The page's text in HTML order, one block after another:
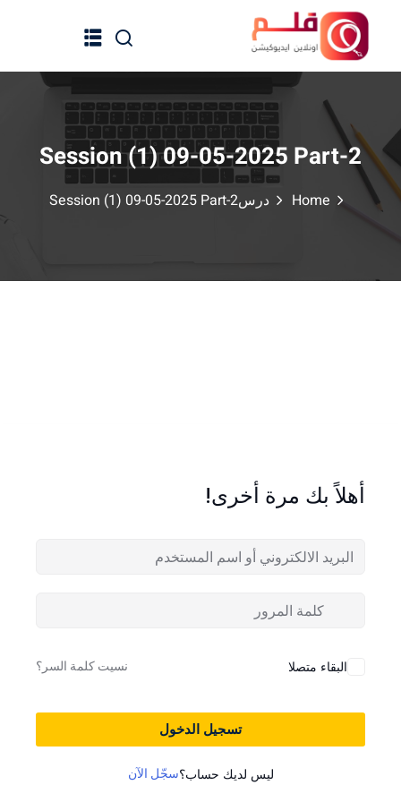
content
الرئيسية
جميع الدورات
Session (1) 09-05-2025 Part-2
Home درسSession (1) 09-05-2025 Part-2
أهلاً بك مرة أخرى!
البقاء متصلا نسيت كلمة السر؟
تسجيل الدخول
ليس لديك حساب؟سجّل الآن